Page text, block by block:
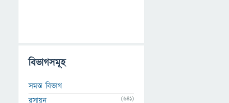
বিভাগসমূহ
সমস্ত বিভাগ
রসায়ন
(641)